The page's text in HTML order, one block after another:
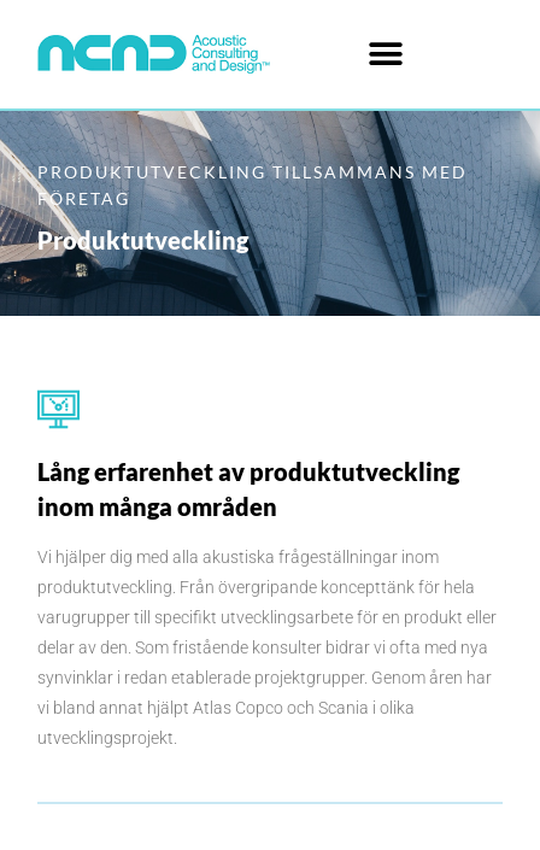
PRODUKTUTVECKLING TILLSAMMANS MED
FÖRETAG
Produktutveckling
Lång erfarenhet av produktutveckling
inom många områden
Vi hjälper dig med alla akustiska frågeställningar inom
produktutveckling. Från övergripande koncepttänk för hela
varugrupper till specifikt utvecklingsarbete för en produkt eller
delar av den. Som fristående konsulter bidrar vi ofta med nya
synvinklar i redan etablerade projektgrupper. Genom åren har
vi bland annat hjälpt Atlas Copco och Scania i olika
utvecklingsprojekt.